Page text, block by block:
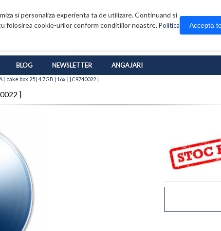
si personaliza experienta ta de utilizare. Continuand si
folosirea cookie-urilor conform conditiilor noastre.Politica
Accepta
BLOG NEWSLETTER ANGAJARI
[ cake box 25 | 4.7GB | 16x ] [C9740022 ]
]